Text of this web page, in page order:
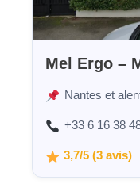
Mel Ergo –
Nantes et
+33 6 16 38
3,7/5 (3 avis)